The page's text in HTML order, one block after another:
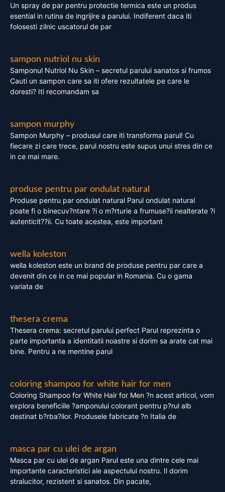
Un spray de par pentru protectie termica este un produs
esential in rutina de ingrijire a parului. Indiferent daca iti
folosesti zilnic uscatorul de par
sampon nutriol nu skin
Samponul Nutriol Nu Skin – secretul parului sanatos si frumos
Cauti un sampon care sa iti ofere rezultatele pe care le
doresti? Iti recomandam sa
sampon murphy
Sampon Murphy – produsul care iti transforma parul! Cu
fiecare zi care trece, parul nostru este supus unui stres din ce
in ce mai mare.
produse pentru par ondulat natural
Produse pentru par ondulat natural Parul ondulat natural
poate fi o binecuv?ntare ?i o m?rturie a frumuse?ii nealterate ?i
autenticit??ii. Cu toate acestea, este important
wella koleston
wella koleston este un brand de produse pentru par care a
devenit din ce in ce mai popular in Romania. Cu o gama
variata de
thesera crema
Thesera crema: secretul parului perfect Parul reprezinta o
parte importanta a identitatii noastre si dorim sa arate cat mai
bine. Pentru a ne mentine parul
coloring shampoo for white hair for men
Coloring Shampoo for White Hair for Men ?n acest articol, vom
explora beneficiile ?amponului colorant pentru p?rul alb
destinat b?rba?ilor. Produsele fabricate ?n Italia de
masca par cu ulei de argan
Masca par cu ulei de argan Parul este una dintre cele mai
importante caracteristici ale aspectului nostru. Il dorim
stralucitor, rezistent si sanatos. Din pacate,